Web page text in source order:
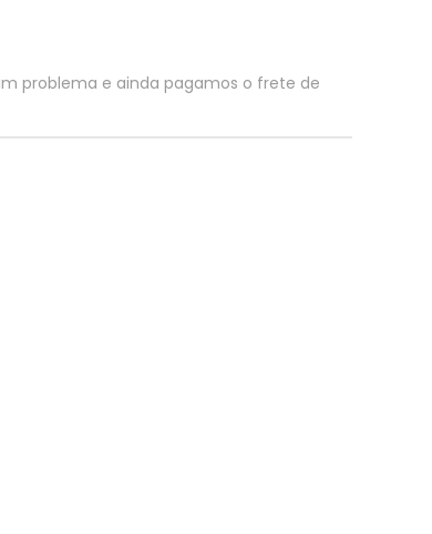
problema e ainda pagamos o frete de